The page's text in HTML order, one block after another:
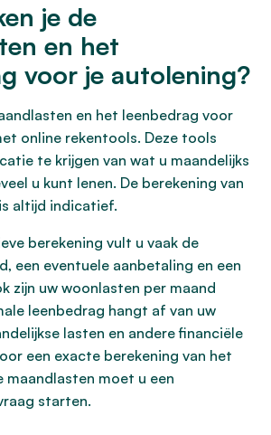
je de
en het
voor je autolening?
en het leenbedrag voor
online rekentools. Deze tools
te krijgen van wat u maandelijks
u kunt lenen. De berekening van
altijd indicatief.
berekening vult u vaak de
een eventuele aanbetaling en een
zijn uw woonlasten per maand
leenbedrag hangt af van uw
lasten en andere financiële
een exacte berekening van het
maandlasten moet u een
starten.